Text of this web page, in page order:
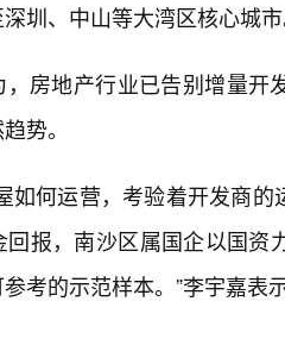
圳、中山等大湾区核心城
房地产行业已告别增量
势。
如何运营，考验着开发商
报，南沙区属国企以国
考的示范样本。”李宇嘉表